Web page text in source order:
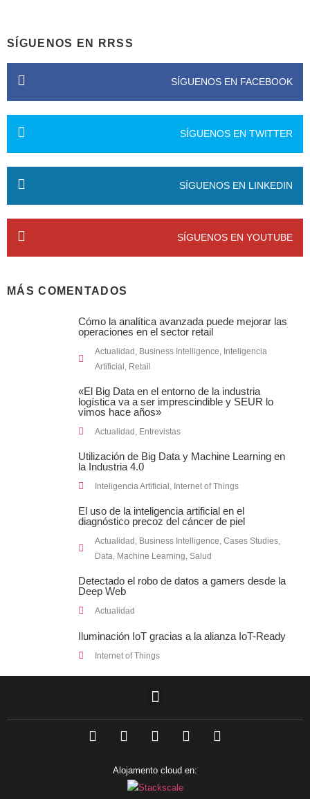
SÍGUENOS EN RRSS
SÍGUENOS EN FACEBOOK
SÍGUENOS EN TWITTER
SÍGUENOS EN LINKEDIN
SÍGUENOS EN YOUTUBE
MÁS COMENTADOS
Cómo la analítica avanzada puede mejorar las
operaciones en el sector retail
Actualidad , Business Intelligence, Inteligencia
Artificial , Retail
«El Big Data en el entorno de la industria
logística va a ser imprescindible y SEUR lo
vimos hace años»
Actualidad , Entrevistas
Utilización de Big Data y Machine Learning en
la Industria 4.0
Inteligencia Artificial , Internet of Things
El uso de la inteligencia artificial en el
diagnóstico precoz del cáncer de piel
Actualidad , Business Intelligence, Cases Studies,
Data, Machine Learning, Salud
Detectado el robo de datos a gamers desde la
Deep Web
Actualidad
Iluminación IoT gracias a la alianza IoT-Ready
Internet of Things
F
a
L
i
k
e
d
T
w
t
t
e
I
n
t
Y
o
Alojamento cloud en: